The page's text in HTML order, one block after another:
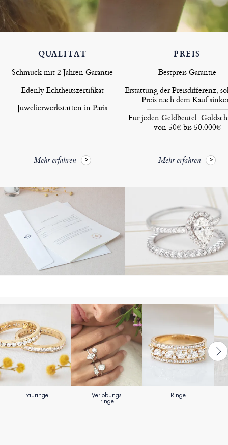
QUALITÄT
Schmuck mit 2 Jahren Garantie
Edenly Echtheitszertifikat
Juwelierwerkstätten in Paris
Mehr erfahren
PREIS
Bestpreis Garantie
Erstattung der Preisdifferenz,
Preis nach dem Kauf
Für jeden Geldbeutel,
von 50€ bis 50.000€
Mehr erfahren
Trauringe Verlobungs-
ringe
Ringe